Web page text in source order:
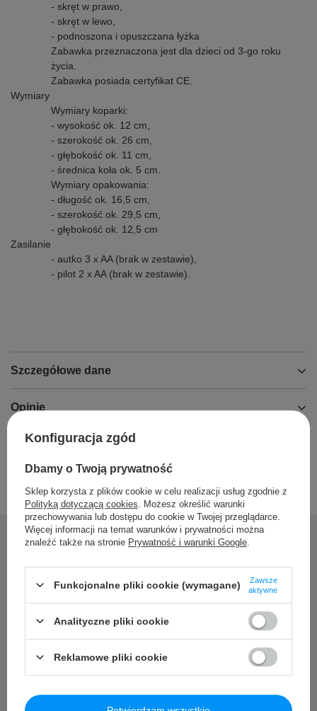
- skręt w prawo,
- skręt w lewo,
- podnoszona i opuszczana łyżka
Zabawka przeznaczona jest dla dzieci od 3-go roku
życia.
Zabawka posiada certyfikat CE.
Wymiary
Wymiary koparki:
- wysokość ok. 12 cm,
- szerokość ok. 26 cm,
- głębokość ok. 11 cm,
- średnica koła ok. 5 cm.
Wymiary opakowania:
- długość ok. 16,5 cm,
- szerokość ok. 29,5 cm,
- głębokość ok. 12,5 cm
Zasilanie
- autko 3 x AA (brak w zestawie),
- pilot 2 x AA (brak w zestawie).
Szczegółowe dane
Opinie
Potrzebujesz pomocy? Masz
pytania?
Zadaj pytanie a my odpowiemy niezwłocznie, najciekawsze
pytania i odpowiedzi publikując dla innych.
Konfiguracja zgód
Dbamy o Twoją prywatność
Sklep korzysta z plików cookie w celu realizacji usług zgodnie z
Polityką dotyczącą cookies . Możesz określić warunki
przechowywania lub dostępu do cookie w Twojej przeglądarce.
Więcej informacji na temat warunków i prywatności można
znaleźć także na stronie Prywatność i warunki Google
Funkcjonalne pliki cookie (wymagane)
Zawsze
aktywne
Analityczne pliki cookie
Reklamowe pliki cookie